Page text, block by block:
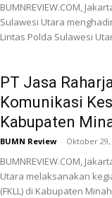
BUMNREVIEW.COM,
Sulawesi Utara
Lintas Polda Sulawesi
PT Jasa
Komunikasi
Kabupaten
BUMN Review - Oktober 29,
BUMNREVIEW.COM,
Utara melaksanakan
(FKLL) di Kabupaten